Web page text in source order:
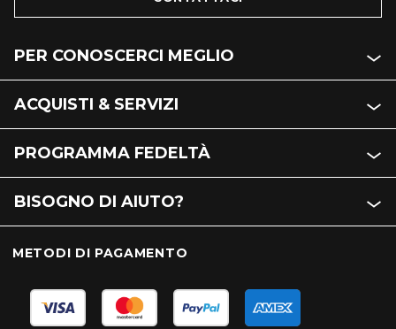
PER CONOSCERCI MEGLIO
ACQUISTI & SERVIZI
PROGRAMMA FEDELTÀ
BISOGNO DI AIUTO?
METODI DI PAGAMENTO